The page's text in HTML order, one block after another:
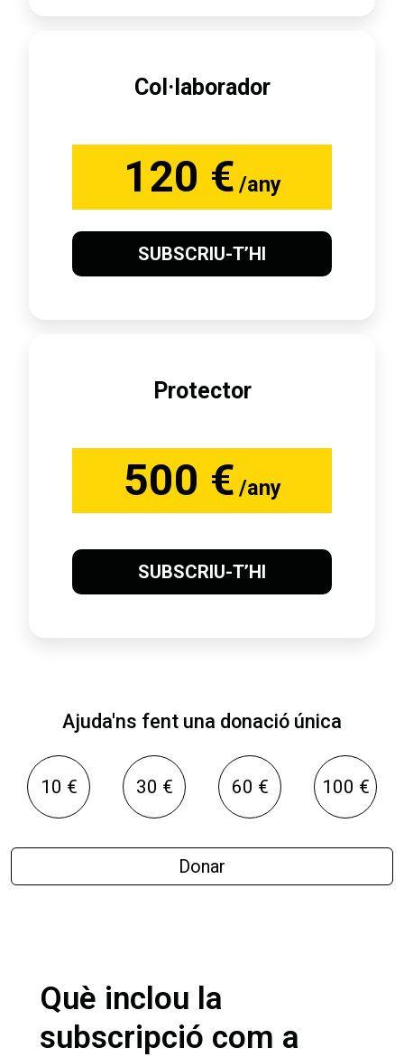
Col·laborador
120 € /any
SUBSCRIU-T’HI
Protector
500 € /any
SUBSCRIU-T’HI
Ajuda'ns fent una donació única
10 € 30 € 60 € 100 €
Donar
Què inclou la
subscripció com a